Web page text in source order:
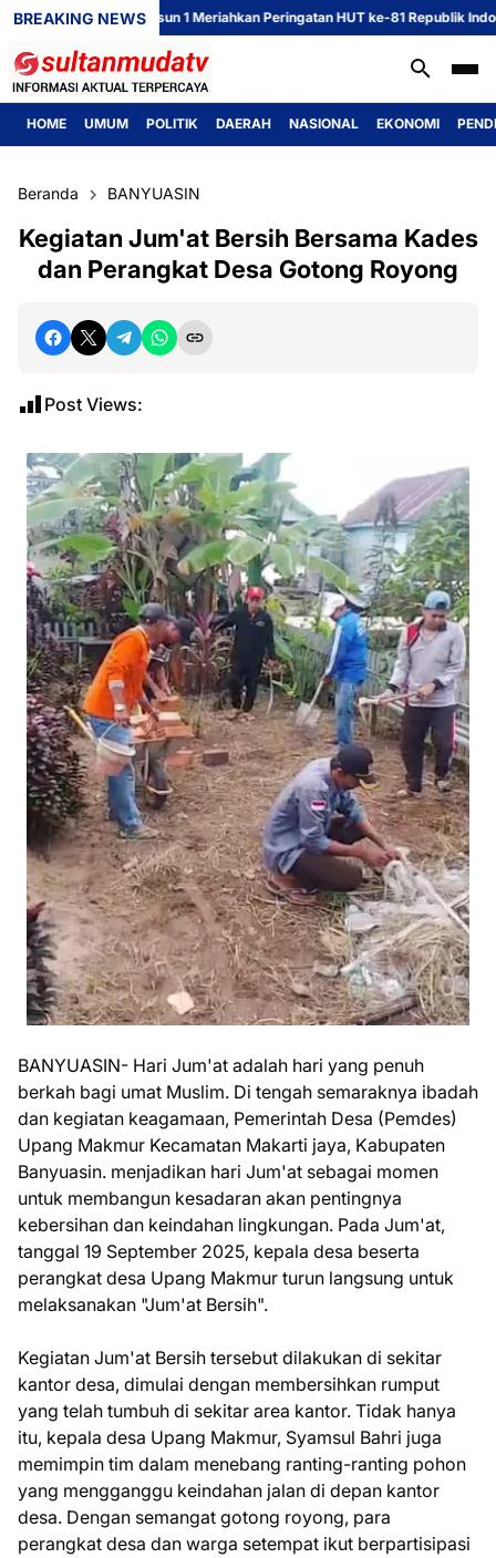
BREAKING NEWS
Ibu-Ibu Dusun 1 Meriahkan Peringatan HUT ke-81 Republik Indonesia
HOME UMUM POLITIK DAERAH NASIONAL EKONOMI
Beranda BANYUASIN
Kegiatan Jum'at Bersih Bersama Kades
dan Perangkat Desa Gotong Royong
Post Views:
BANYUASIN- Hari Jum'at adalah hari yang penuh
berkah bagi umat Muslim. Di tengah semaraknya ibadah
dan kegiatan keagamaan, Pemerintah Desa (Pemdes)
Upang Makmur Kecamatan Makarti jaya, Kabupaten
Banyuasin. menjadikan hari Jum'at sebagai momen
untuk membangun kesadaran akan pentingnya
kebersihan dan keindahan lingkungan. Pada Jum'at,
tanggal 19 September 2025, kepala desa beserta
perangkat desa Upang Makmur turun langsung untuk
melaksanakan "Jum'at Bersih".
Kegiatan Jum'at Bersih tersebut dilakukan di sekitar
kantor desa, dimulai dengan membersihkan rumput
yang telah tumbuh di sekitar area kantor. Tidak hanya
itu, kepala desa Upang Makmur, Syamsul Bahri juga
memimpin tim dalam menebang ranting-ranting pohon
yang mengganggu keindahan jalan di depan kantor
desa. Dengan semangat gotong royong, para
perangkat desa dan warga setempat ikut berpartisipasi